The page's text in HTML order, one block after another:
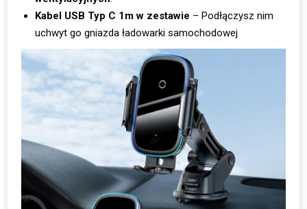
Kabel USB Typ C 1m w zestawie – Podłączysz nim
uchwyt go gniazda ładowarki samochodowej